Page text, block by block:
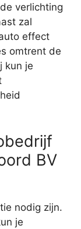
verlichting
zal
effect
omtrent de
kun je
BV
nodig zijn.
je